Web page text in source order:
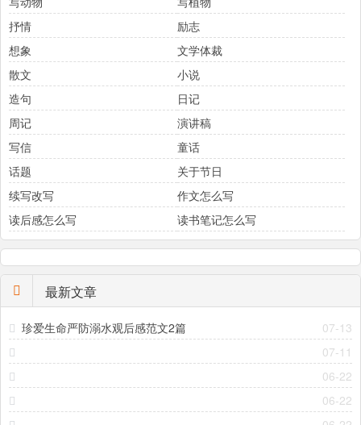
抒情
励志
想象
文学体裁
散文
小说
造句
日记
周记
演讲稿
写信
童话
话题
关于节日
续写改写
作文怎么写
读后感怎么写
读书笔记怎么写
最新文章
07-13
珍爱生命严防溺水观后感范文2篇
07-11
06-22
06-22